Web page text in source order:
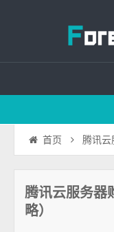
首页 腾讯
腾讯云服务器
略）